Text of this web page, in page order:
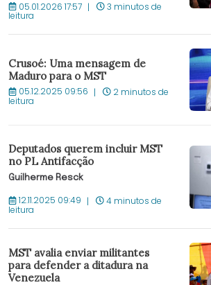
05.01.2026 17:57 3 minutos de
leitura
Crusoé: Uma mensagem de
Maduro para o MST
05.12.2025 09:56 2 minutos de
leitura
Deputados querem incluir MST
no PL Antifacção
Guilherme Resck
12.11.2025 09:49 4 minutos de
leitura
MST avalia enviar militantes
para defender a ditadura na
Venezuela